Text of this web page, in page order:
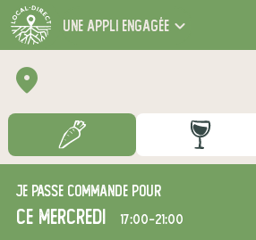
une appli engagée
Je passe commande pour
ce mercredi 17:00-21:00